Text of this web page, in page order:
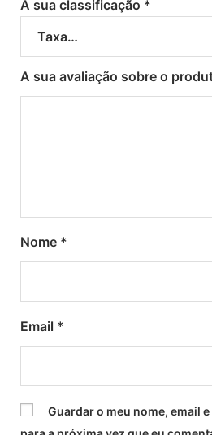
A sua classificação *
A sua avaliação sobre o
Nome *
Email *
Guardar o meu nome, email